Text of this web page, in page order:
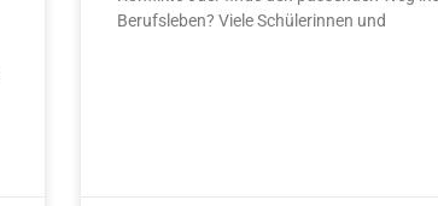
Berufsleben? Viele Schülerinnen und